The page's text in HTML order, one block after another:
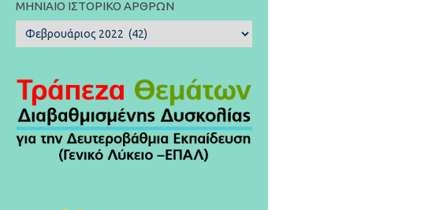
ΜΗΝΙΑΊΟ ΙΣΤΟΡΙΚΌ ΆΡΘΡΩΝ
Μηνιαίο
Ιστορικό